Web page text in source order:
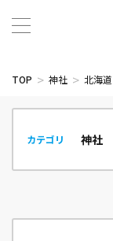
TOP 神社 北海道
カテゴリ